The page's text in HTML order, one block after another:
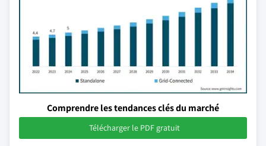
Comprendre les tendances clés du marché
Télécharger le PDF gratuit